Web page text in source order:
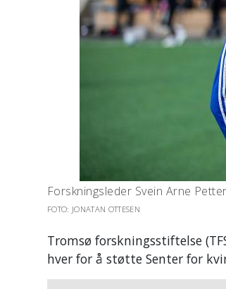
Forskningsleder Svein Arne
FOTO: JONATAN OTTESEN
Tromsø forskningsstiftelse
hver for å støtte Senter for